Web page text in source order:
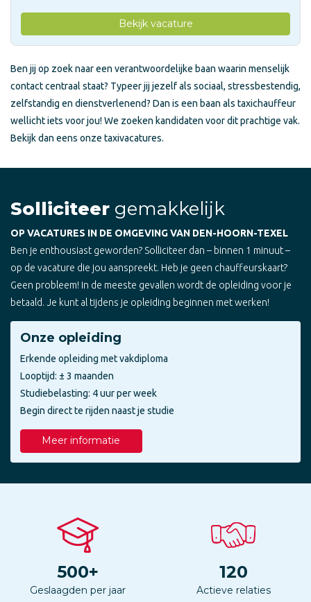
Bekijk vacature
Ben jij op zoek naar een verantwoordelijke baan waarin menselijk
contact centraal staat? Typeer jij jezelf als sociaal, stressbestendig,
zelfstandig en dienstverlenend? Dan is een baan als taxichauffeur
wellicht iets voor jou! We zoeken kandidaten voor dit prachtige vak.
Bekijk dan eens onze taxivacatures.
Solliciteer gemakkelijk
OP VACATURES IN DE OMGEVING VAN DEN-HOORN-TEXEL
Ben je enthousiast geworden? Solliciteer dan – binnen 1 minuut –
op de vacature die jou aanspreekt. Heb je geen chauffeurskaart?
Geen probleem! In de meeste gevallen wordt de opleiding voor je
betaald. Je kunt al tijdens je opleiding beginnen met werken!
Onze opleiding
Erkende opleiding met vakdiploma
Looptijd: ± 3 maanden
Studiebelasting: 4 uur per week
Begin direct te rijden naast je studie
Meer informatie
500+
Geslaagden per jaar
120
Actieve relaties